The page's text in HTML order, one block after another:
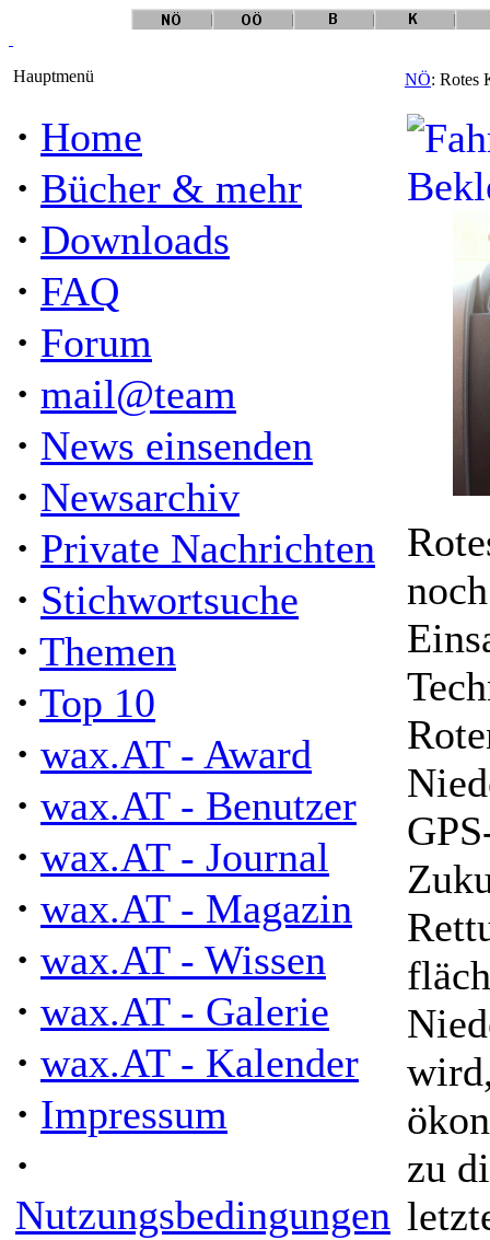
Hauptmenü
· Home
· Bücher & mehr
· Downloads
· FAQ
· Forum
· mail@team
· News einsenden
· Newsarchiv
· Private Nachrichten
· Stichwortsuche
· Themen
· Top 10
· wax.AT - Award
· wax.AT - Benutzer
· wax.AT - Journal
· wax.AT - Magazin
· wax.AT - Wissen
· wax.AT - Galerie
· wax.AT - Kalender
· Impressum
·
Nutzungsbedingungen
NÖ: Rotes
zu